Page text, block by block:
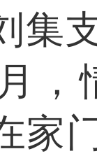
集
，
家